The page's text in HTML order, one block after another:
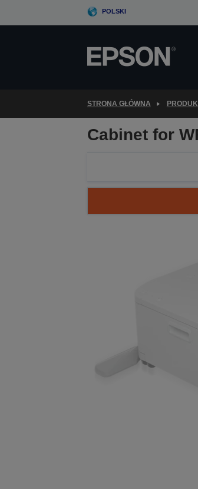
POLSKI
STRONA GŁÓWNA
Cabinet for